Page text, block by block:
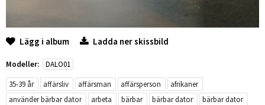
Lägg i album Ladda ner skissbild
Modeller:
DALO01
35-39 år
affärsliv affärsman affärsperson
afrikaner
använder bärbar dator
arbeta bärbar bärbar dator
bärbar dator